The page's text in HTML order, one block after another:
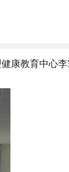
康教育中心